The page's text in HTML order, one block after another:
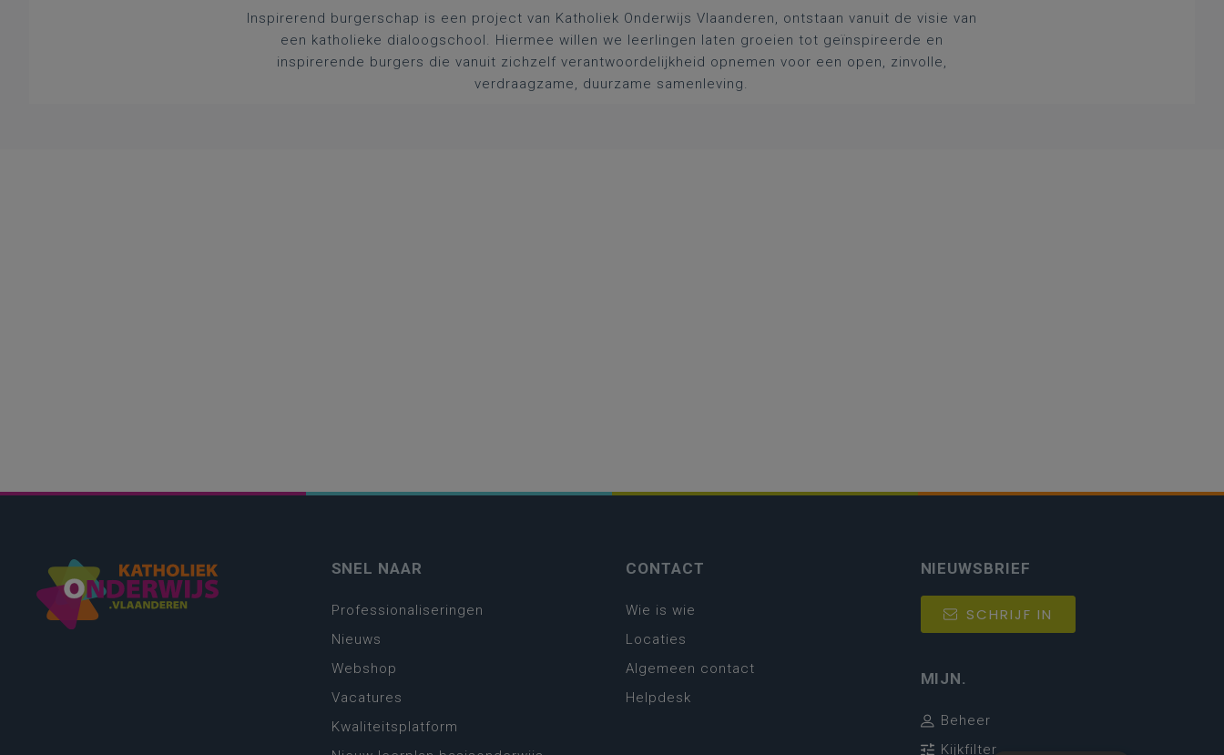
Inspirerend burgerschap is een project van Katholiek Onderwijs Vlaanderen, ontstaan vanuit de visie van
een katholieke dialoogschool. Hiermee willen we leerlingen laten groeien tot geïnspireerde en
inspirerende burgers die vanuit zichzelf verantwoordelijkheid opnemen voor een open, zinvolle,
verdraagzame, duurzame samenleving.
SNEL NAAR
Professionaliseringen
Nieuws
Webshop
Vacatures
Kwaliteitsplatform
CONTACT
Wie is wie
Locaties
Algemeen contact
Helpdesk
NIEUWSBRIEF
SCHRIJF IN
MIJN.
Beheer
Kijkfilter